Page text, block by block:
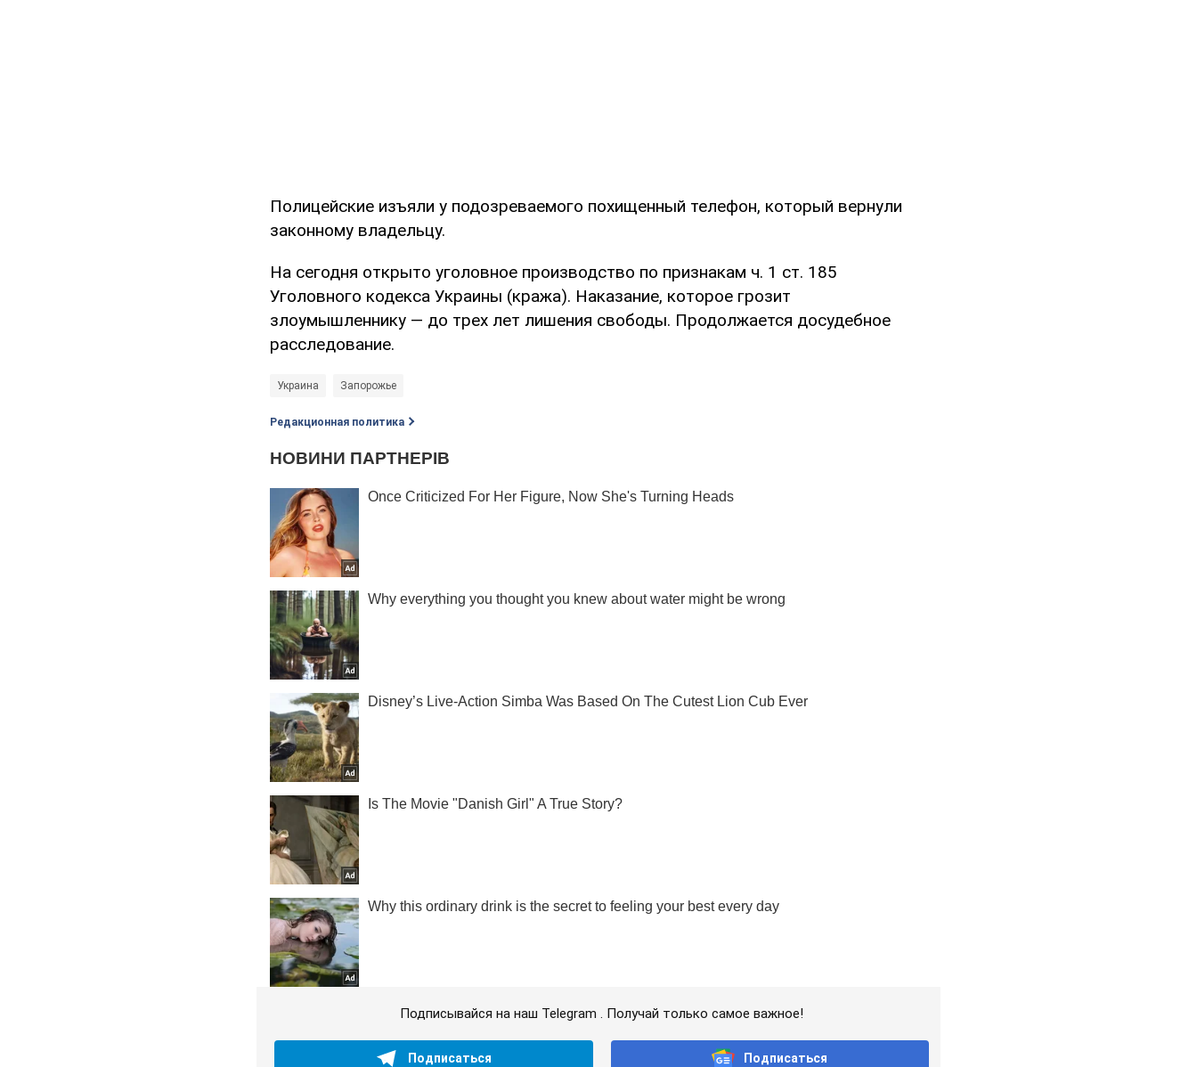
Полицейские изъяли у подозреваемого похищенный телефон, который вернули
законному владельцу.
На сегодня открыто уголовное производство по признакам ч. 1 ст. 185
Уголовного кодекса Украины (кража). Наказание, которое грозит
злоумышленнику — до трех лет лишения свободы. Продолжается досудебное
расследование.
Украина Запорожье
Редакционная политика
Подписывайся на наш Telegram . Получай только самое важное!
Подписаться Подписаться